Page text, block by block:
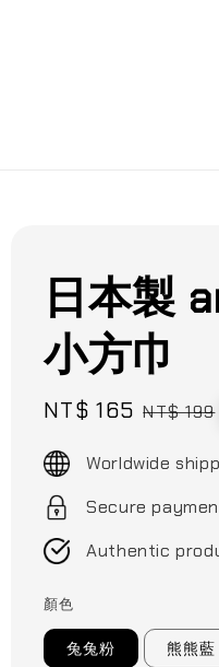
日本製
小方巾
Sale
price
NT$ 165 NT$ 199
Worldwide
Secure
Authentic
顏色
兔兔粉 熊熊藍